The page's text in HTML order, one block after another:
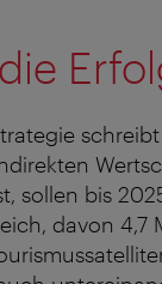
sollen bis
davon 4,7